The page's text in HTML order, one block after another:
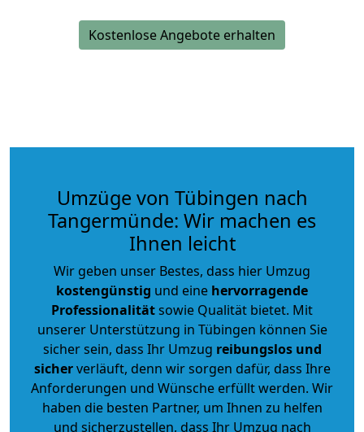
Kostenlose Angebote erhalten
Umzüge von Tübingen nach
Tangermünde: Wir machen es
Ihnen leicht
Wir geben unser Bestes, dass hier Umzug
kostengünstig und eine hervorragende
Professionalitätsowie Qualität bietet. Mit
unserer Unterstützung in Tübingen können Sie
sicher sein, dass Ihr Umzug reibungslos und
sicherverläuft, denn wir sorgen dafür, dass Ihre
Anforderungen und Wünsche erfüllt werden. Wir
haben die besten Partner, um Ihnen zu helfen
und sicherzustellen, dass Ihr Umzug nach